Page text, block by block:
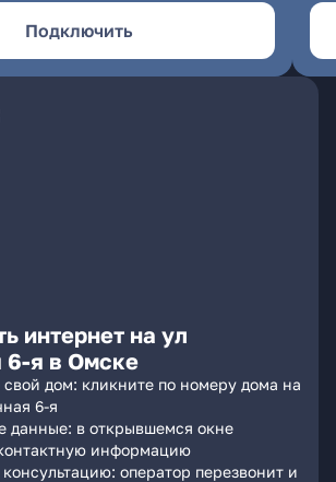
Подключить
интернет на ул
6-я в Омске
дом: кликните по номеру дома на
6-я
данные: в открывшемся окне
информацию
оператор перезвонит и